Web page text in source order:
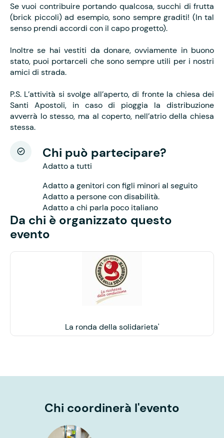
Se vuoi contribuire portando qualcosa, succhi di frutta
(brick piccoli) ad esempio, sono sempre graditi! (In tal
senso prendi accordi con il capo progetto).
Inoltre se hai vestiti da donare, ovviamente in buono
stato, puoi portarceli che sono sempre utili per i nostri
amici di strada.
P.S. L’attività si svolge all’aperto, di fronte la chiesa dei
Santi Apostoli, in caso di pioggia la distribuzione
avverrà lo stesso, ma al coperto, nell’atrio della chiesa
stessa.
Chi può partecipare?
Adatto a tutti
Adatto a genitori con figli minori al seguito
Adatto a persone con disabilità.
Adatto a chi parla poco italiano
Da chi è organizzato questo
evento
La ronda della solidarieta'
Chi coordinerà l'evento